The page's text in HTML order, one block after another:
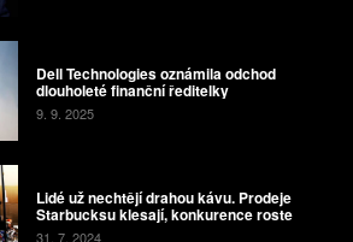
Dell Technologies oznámila odchod
dlouholeté finanční ředitelky
9. 9. 2025
Lidé už nechtějí drahou kávu. Prodeje
Starbucksu klesají, konkurence roste
31. 7. 2024